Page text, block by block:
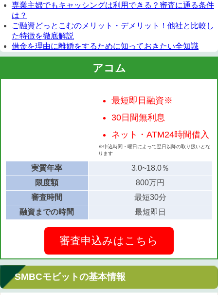
専業主婦でもキャッシングは利用できる？審査に通る条件
は？
ご融資どっとこむのメリット・デメリット！他社と比較し
た特徴を徹底解説
借金を理由に離婚をするために知っておきたい全知識
アコム
最短即日融資※
30日間無利息
ネット・ATM24時間借入
※申込時間・曜日によって翌日以降の取り扱いとな
ります
実質年率
3.0~18.0％
限度額
800万円
審査時間
最短30分
融資までの時間
最短即日
審査申込みはこちら
SMBCモビットの基本情報